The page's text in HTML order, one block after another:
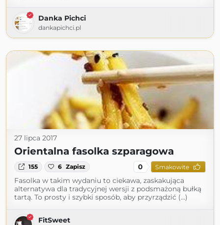
Danka Pichci
dankapichci.pl
27 lipca 2017
Orientalna fasolka szparagowa
155 6 Zapisz 0 Smakowite
Fasolka w takim wydaniu to ciekawa, zaskakująca
alternatywa dla tradycyjnej wersji z podsmażoną bułką
tartą. To prosty i szybki sposób, aby przyrządzić (...)
FitSweet